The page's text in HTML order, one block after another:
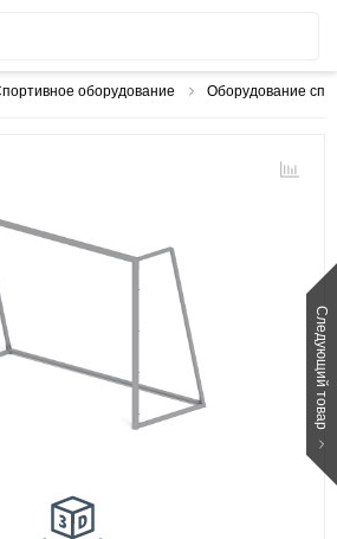
оборудование Оборудование
Следующий товар